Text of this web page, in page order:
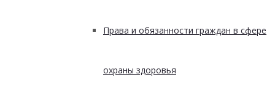
Права и обязанности граждан в сфере
охраны здоровья